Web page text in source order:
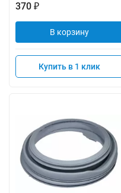
370 ₽
В корзину
Купить в 1 клик